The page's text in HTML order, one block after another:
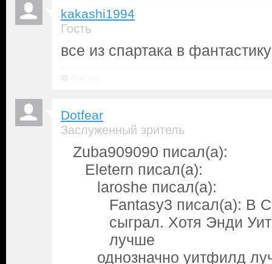
kakashi1994
Гость
все из спартака в
Dotfear
Заслуженный зритель
Zuba909090 писал(а):
Eletern писал(а):
laroshe писал(а):
Fantasy3 писал(а): В
сыграл. Хотя Энди
лучше
однозначно уитфилд